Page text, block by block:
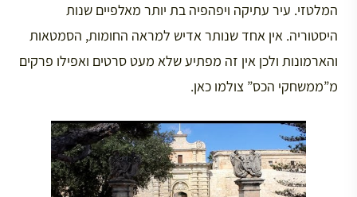
המלטזי. עיר עתיקה ויפהפיה בת יותר מאלפיים שנות
היסטוריה. אין אחד שנותר אדיש למראה החומות, הסמטאות
והארמונות ולכן אין זה מפתיע שלא מעט סרטים ואפילו פרקים
מ”ממשחקי הכס” צולמו כאן.